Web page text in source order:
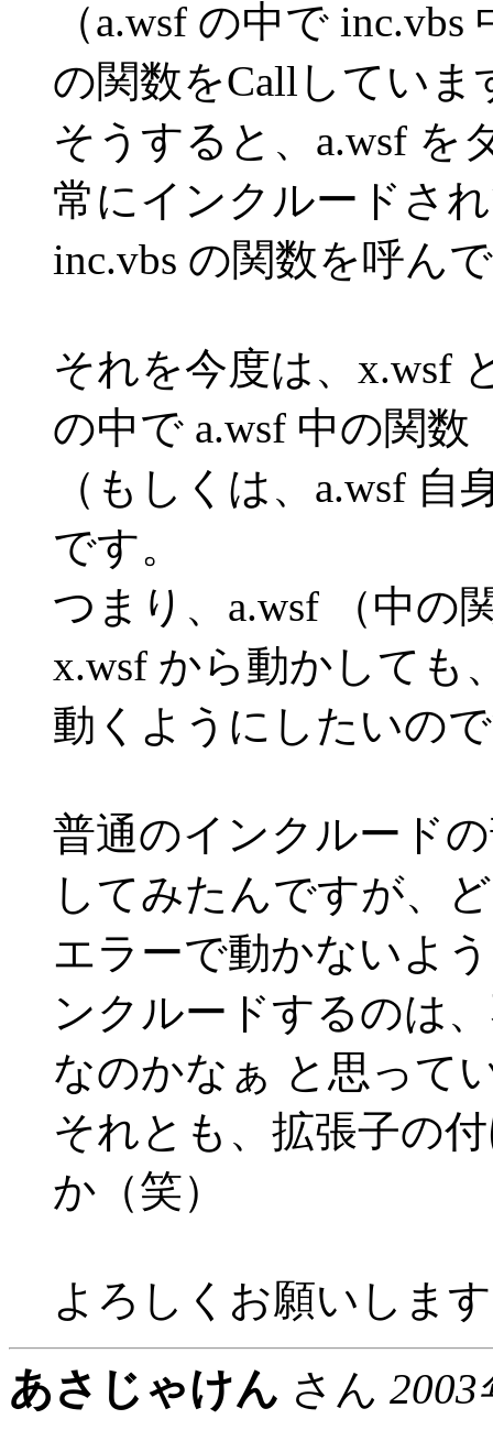
（a.wsf の中で inc.vbs
の関数をCallしていま
そうすると、a.wsf を
常にインクルードさ
inc.vbs の関数を呼ん
それを今度は、x.wsf
の中で a.wsf 中の関数
（もしくは、a.wsf
です。
つまり、a.wsf （中の
x.wsf から動かしても
動くようにしたいの
普通のインクルード
してみたんですが、
エラーで動かないよ
ンクルードするのは
なのかなぁ と思って
それとも、拡張子の
か（笑）
よろしくお願いしま
あさじゃけん さん 2003